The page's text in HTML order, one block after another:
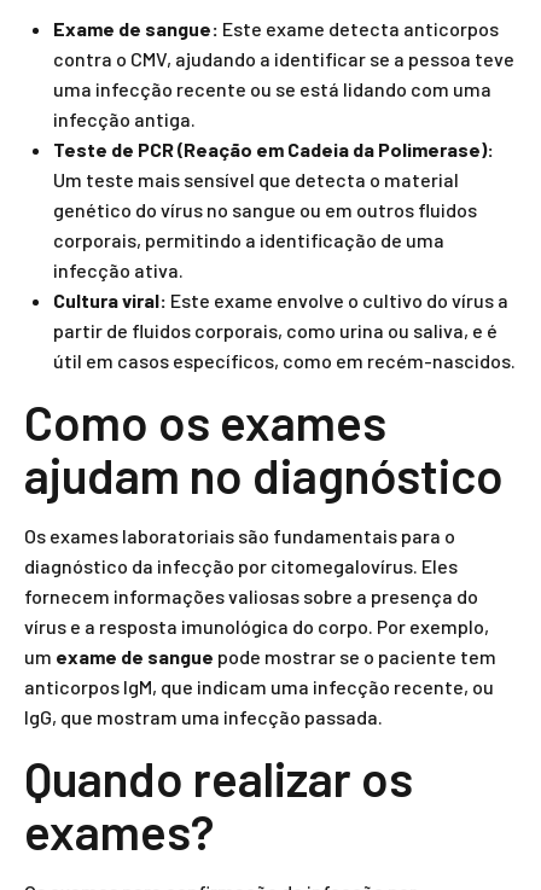
Exame de sangue: Este exame detecta anticorpos
contra o CMV, ajudando a identificar se a pessoa teve
uma infecção recente ou se está lidando com uma
infecção antiga.
Teste de PCR (Reação em Cadeia da Polimerase):
Um teste mais sensível que detecta o material
genético do vírus no sangue ou em outros fluidos
corporais, permitindo a identificação de uma
infecção ativa.
Cultura viral: Este exame envolve o cultivo do vírus a
partir de fluidos corporais, como urina ou saliva, e é
útil em casos específicos, como em recém-nascidos.
Como os exames
ajudam no diagnóstico
Os exames laboratoriais são fundamentais para o
diagnóstico da infecção por citomegalovírus. Eles
fornecem informações valiosas sobre a presença do
vírus e a resposta imunológica do corpo. Por exemplo,
um exame de sangue pode mostrar se o paciente tem
anticorpos IgM, que indicam uma infecção recente, ou
IgG, que mostram uma infecção passada.
Quando realizar os
exames?